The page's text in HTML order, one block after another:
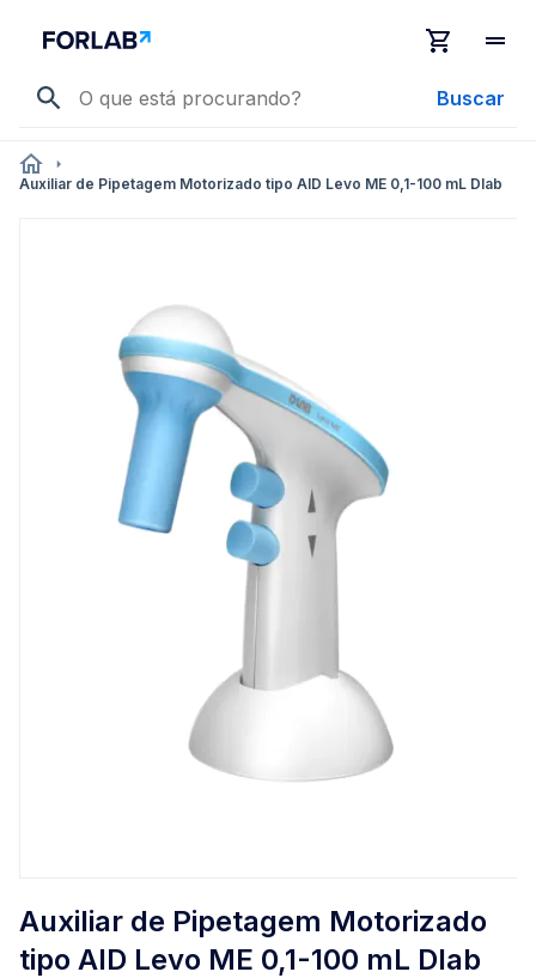
Buscar
Auxiliar de Pipetagem Motorizado tipo AID Levo ME 0,1-100 mL Dlab
para
o
início
Auxiliar de Pipetagem Motorizado
tipo AID Levo ME 0,1-100 mL Dlab